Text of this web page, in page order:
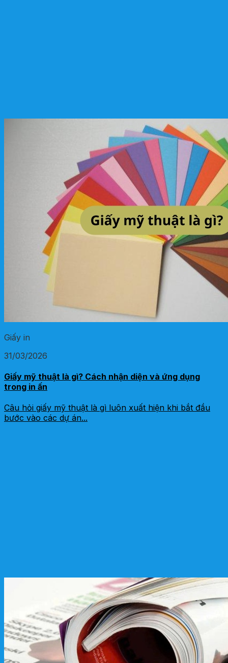
Giấy in
31/03/2026
Giấy mỹ thuật là gì? Cách nhận diện và ứng dụng
trong in ấn
Câu hỏi giấy mỹ thuật là gì luôn xuất hiện khi bắt đầu
bước vào các dự án...